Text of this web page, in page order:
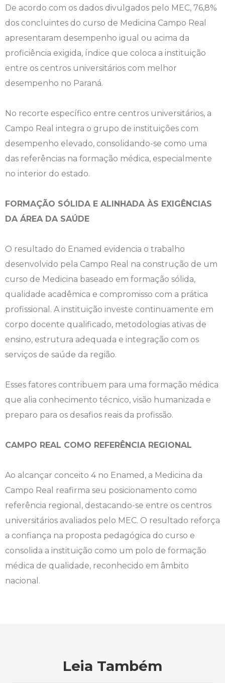
De acordo com os dados divulgados pelo MEC, 76,8%
dos concluintes do curso de Medicina Campo Real
apresentaram desempenho igual ou acima da
proficiência exigida, índice que coloca a instituição
entre os centros universitários com melhor
desempenho no Paraná.
No recorte específico entre centros universitários, a
Campo Real integra o grupo de instituições com
desempenho elevado, consolidando-se como uma
das referências na formação médica, especialmente
no interior do estado.
FORMAÇÃO SÓLIDA E ALINHADA ÀS EXIGÊNCIAS
DA ÁREA DA SAÚDE
O resultado do Enamed evidencia o trabalho
desenvolvido pela Campo Real na construção de um
curso de Medicina baseado em formação sólida,
qualidade acadêmica e compromisso com a prática
profissional. A instituição investe continuamente em
corpo docente qualificado, metodologias ativas de
ensino, estrutura adequada e integração com os
serviços de saúde da região.
Esses fatores contribuem para uma formação médica
que alia conhecimento técnico, visão humanizada e
preparo para os desafios reais da profissão.
CAMPO REAL COMO REFERÊNCIA REGIONAL
Ao alcançar conceito 4 no Enamed, a Medicina da
Campo Real reafirma seu posicionamento como
referência regional, destacando-se entre os centros
universitários avaliados pelo MEC. O resultado reforça
a confiança na proposta pedagógica do curso e
consolida a instituição como um polo de formação
médica de qualidade, reconhecido em âmbito
nacional.
Leia Também
Odontologia
Publicidade e Propaganda
Plano de Ensino
Seguro Escolar
Sapien
Simulado Preparatório
Programa de Monitoria
Revistas Campo Real
WhatsApp Campo Real